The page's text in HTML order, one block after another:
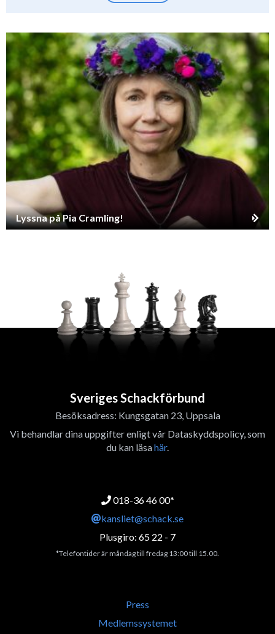
Lyssna på Pia Cramling!
Sveriges Schackförbund
Besöksadress: Kungsgatan 23, Uppsala
Vi behandlar dina uppgifter enligt vår Dataskyddspolicy, som
du kan läsahär.
018-36 46 00*
kansliet@schack.se
Plusgiro: 65 22 - 7
*Telefontider är måndag till fredag 13:00 till 15.00.
Press
Medlemssystemet